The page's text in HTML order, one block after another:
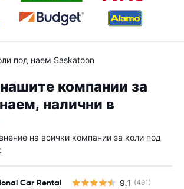
под наем Saskatoon
компании за
налични в
на всички компании за коли под
Car Rental 9.1 (491)